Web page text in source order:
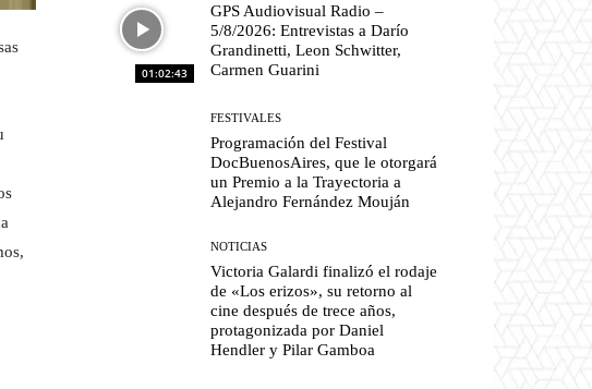
01:02:43
GPS Audiovisual Radio –
5/8/2026: Entrevistas a Darío
Grandinetti, Leon Schwitter,
Carmen Guarini
FESTIVALES
Programación del Festival
DocBuenosAires, que le otorgará
un Premio a la Trayectoria a
Alejandro Fernández Mouján
NOTICIAS
Victoria Galardi finalizó el rodaje
de «Los erizos», su retorno al
cine después de trece años,
protagonizada por Daniel
Hendler y Pilar Gamboa